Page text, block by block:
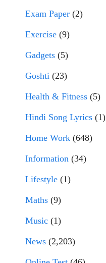
Exam Paper (2)
Exercise (9)
Gadgets (5)
Goshti (23)
Health & Fitness (5)
Hindi Song Lyrics (1)
Home Work (648)
Information (34)
Lifestyle (1)
Maths (9)
Music (1)
News (2,203)